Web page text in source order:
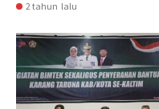
2 tahun lalu